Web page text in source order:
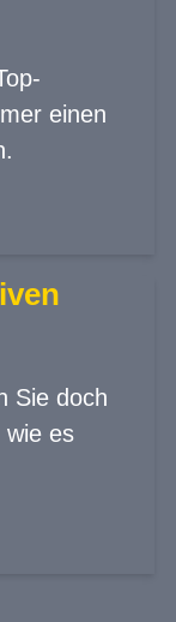
einen
Sie doch
wie es